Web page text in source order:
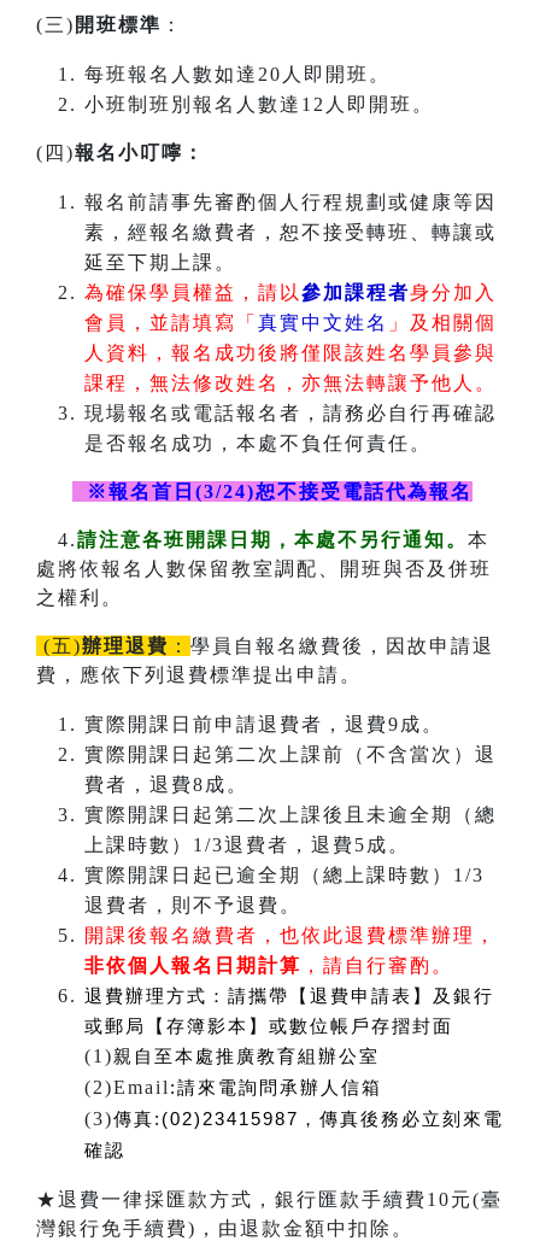
(三) 開班標準 ：
每班報名人數如達20人即開班。
小班制班別報名人數達12人即開班。
(四)報名小叮嚀：
報名前請事先審酌個人行程規劃或健康等因
素，經報名繳費者，恕不接受轉班、轉讓或
延至下期上課。
為確保學員權益，請以 參加課程者身分加入
會員，並請填寫「 真實中文姓名 」及相關個
人資料，報名成功後將僅限該姓名學員參與
課程，無法修改姓名，亦無法轉讓予他人。
現場報名或電話報名者，請務必自行再確認
是否報名成功，本處不負任何責任。
※報名首日(3/24)恕不接受電話代為報名
4.請注意各班開課日期，本處不另行通知。 本
處將依報名人數保留教室調配、開班與否及併班
之權利。
(五)辦理退費 ： 學員自報名繳費後，因故申請退
費，應依下列退費標準提出申請。
實際開課日前申請退費者，退費9成。
實際開課日起第二次上課前（不含當次）退
費者，退費8成。
實際開課日起第二次上課後且未逾全期（總
上課時數）1/3退費者，退費5成。
實際開課日起已逾全期（總上課時數）1/3
退費者，則不予退費。
開課後報名繳費者，也依此退費標準辦理，
非依個人報名日期計算 ，請自行審酌。
退費辦理方式： 請攜帶【退費申請表】及銀行
或郵局【存簿影本】或數位帳戶存摺封面
(1)親自至本處推廣教育組辦公室
(2)Email :請來電詢問承辦人信箱
(3)傳真:(02)23415987，傳真後務必立刻來電
確認
★退費一律採匯款方式，銀行匯款手續費10元(臺
灣銀行免手續費)，由退款金額中扣除。